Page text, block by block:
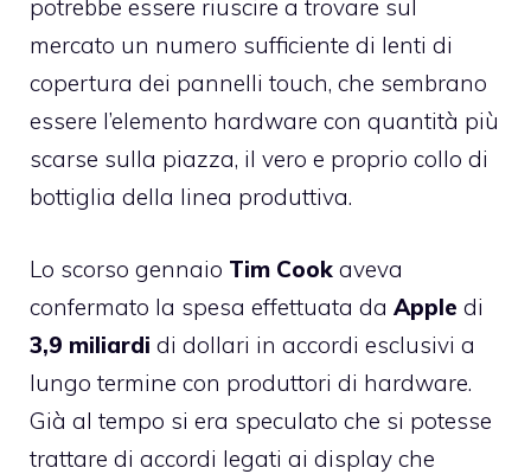
potrebbe essere riuscire a trovare sul
mercato un numero sufficiente di lenti di
copertura dei pannelli touch, che sembrano
essere l’elemento hardware con quantità più
scarse sulla piazza, il vero e proprio collo di
bottiglia della linea produttiva.
Lo scorso gennaio Tim Cook aveva
confermato la spesa effettuata da Apple di
3,9 miliardi di dollari in accordi esclusivi a
lungo termine con produttori di hardware.
Già al tempo si era speculato che si potesse
trattare di accordi legati ai display che